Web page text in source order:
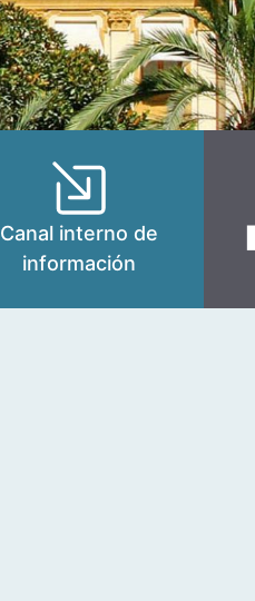
Canal interno de
información